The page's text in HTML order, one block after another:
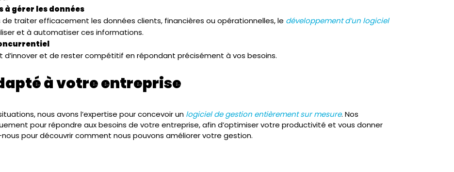
gérer les données
traiter efficacement les données clients, financières ou opérationnelles, le développement d’un logiciel
et à automatiser ces informations.
d’innover et de rester compétitif en répondant précisément à vos besoins.
à votre entreprise
nous avons l’expertise pour concevoir un logiciel de gestion entièrement sur mesure. Nos
pour répondre aux besoins de votre entreprise, afin d’optimiser votre productivité et vous donner
pour découvrir comment nous pouvons améliorer votre gestion.